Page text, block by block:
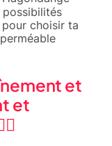
possibilités
choisir ta
et
et